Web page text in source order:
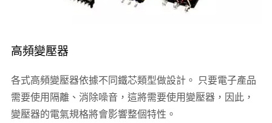
高頻變壓器
各式高頻變壓器依據不同鐵芯類型做設計。 只要電子產品
需要使用隔離、消除噪音，這將需要使用變壓器，因此，
變壓器的電氣規格將會影響整個特性。